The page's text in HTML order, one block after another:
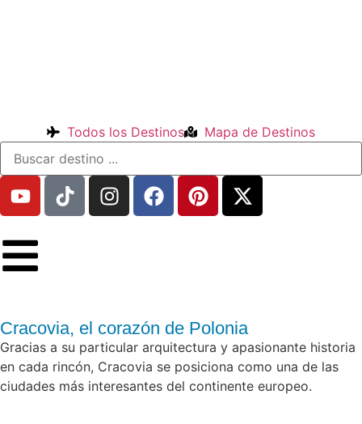
Todos los Destinos Mapa de Destinos
Cracovia, el corazón de Polonia
Gracias a su particular arquitectura y apasionante historia
en cada rincón, Cracovia se posiciona como una de las
ciudades más interesantes del continente europeo.